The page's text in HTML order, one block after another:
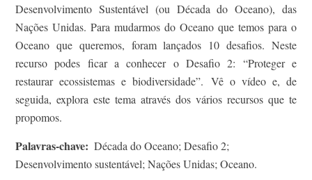
Desenvolvimento Sustentável (ou Década do Oceano), das
Nações Unidas. Para mudarmos do Oceano que temos para o
Oceano que queremos, foram lançados 10 desafios. Neste
recurso podes ficar a conhecer o Desafio 2: “Proteger e
restaurar ecossistemas e biodiversidade”. Vê o vídeo e, de
seguida, explora este tema através dos vários recursos que te
propomos.
Palavras-chave
Década do Oceano; Desafio 2;
Desenvolvimento sustentável; Nações Unidas; Oceano.